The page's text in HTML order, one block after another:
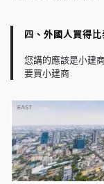
四、外國人買得
您講的應該是小建
要買小建商